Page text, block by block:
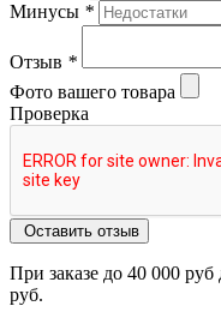
Минусы *
Отзыв *
Фото вашего товара
Проверка
Оставить отзыв
При заказе до 40 000 руб
руб.